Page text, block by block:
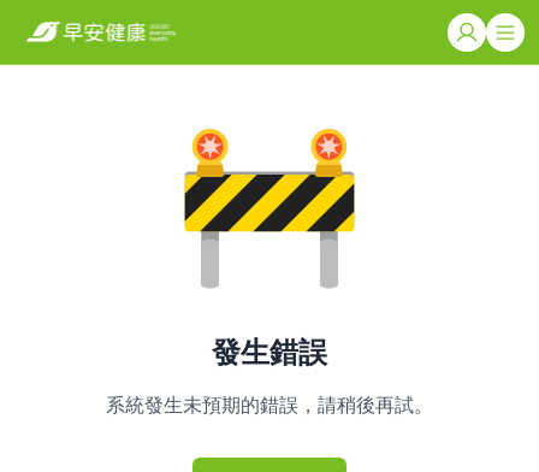
發生錯誤
系統發生未預期的錯誤，請稍後再試。